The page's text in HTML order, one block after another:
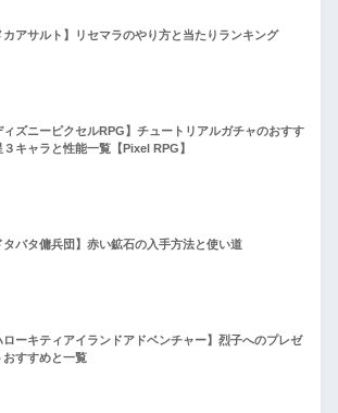
カアサルト】リセマラのやり方と当たりランキング
ィズニーピクセルRPG】チュートリアルガチャのおすす
３キャラと性能一覧【Pixel RPG】
タバタ傭兵団】赤い鉱石の入手方法と使い道
ローキティアイランドアドベンチャー】烈子へのプレゼ
おすすめと一覧